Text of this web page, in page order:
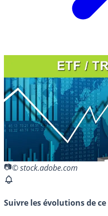
© stock.adobe.com
Suivre les évolutions de